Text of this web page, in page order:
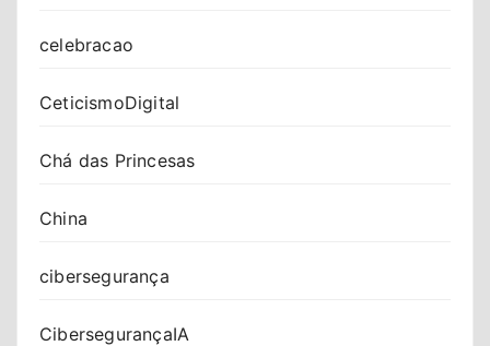
celebracao
CeticismoDigital
Chá das Princesas
China
cibersegurança
CibersegurançaIA